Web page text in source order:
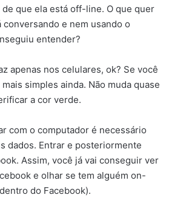
que ela está off-line. O que quer
e nem usando o
entender?
apenas nos celulares, ok? Se você
simples ainda. Não muda quase
a cor verde.
com o computador é necessário
dados. Entrar e posteriormente
Assim, você já vai conseguir ver
e olhar se tem alguém on-
do Facebook).